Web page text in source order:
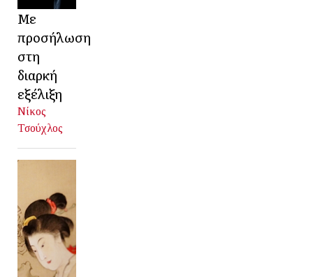
Με
προσήλωση
στη
διαρκή
εξέλιξη
Νίκος
Τσούχλος